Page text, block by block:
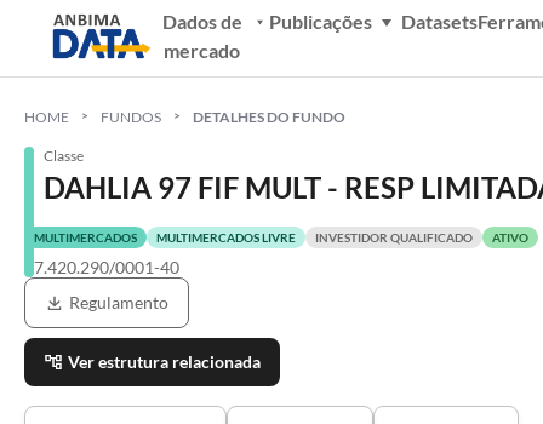
Dados de
mercado
Publicações Datasets
HOME FUNDOS DETALHES DO FUNDO
Classe
DAHLIA 97 FIF MULT - RESP
MULTIMERCADOS MULTIMERCADOS LIVRE INVESTIDOR QUALIFICADO ATIVO
57.420.290/0001-40
Regulamento
Ver estrutura relacionada